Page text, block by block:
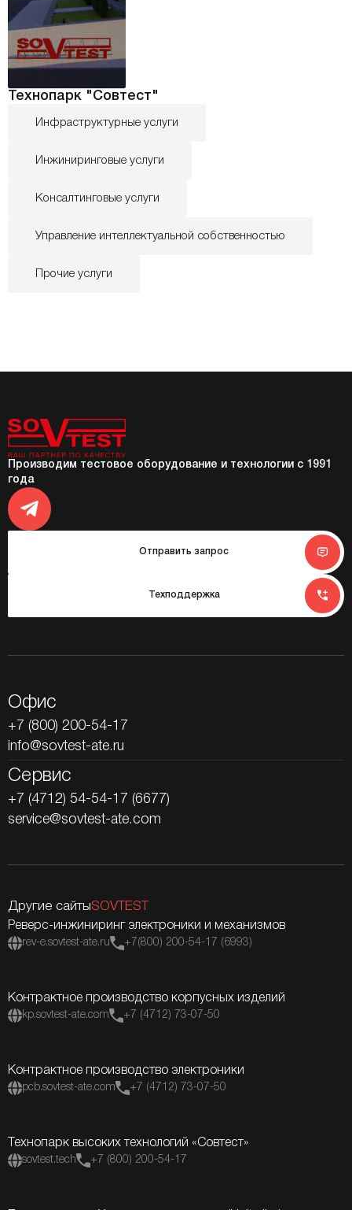
Технопарк "Совтест"
Инфраструктурные услуги
Инжиниринговые услуги
Консалтинговые услуги
Управление интеллектуальной собственностью
Прочие услуги
Производим тестовое оборудование и технологии с 1991
года
Отправить запрос
Техподдержка
Офис
+7 (800) 200-54-17
info@sovtest-ate.ru
Сервис
+7 (4712) 54-54-17 (6677)
service@sovtest-ate.com
Другие сайтыSOVTEST
Реверс-инжиниринг электроники и механизмов
rev-e.sovtest-ate.ru +7(800) 200-54-17 (6993)
Контрактное производство корпусных изделий
kp.sovtest-ate.com +7 (4712) 73-07-50
Контрактное производство электроники
pcb.sovtest-ate.com +7 (4712) 73-07-50
Технопарк высоких технологий «Совтест»
sovtest.tech +7 (800) 200-54-17